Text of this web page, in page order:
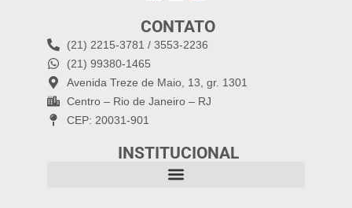
CONTATO
(21) 2215-3781 / 3553-2236
(21) 99380-1465
Avenida Treze de Maio, 13, gr. 1301
Centro – Rio de Janeiro – RJ
CEP: 20031-901
INSTITUCIONAL